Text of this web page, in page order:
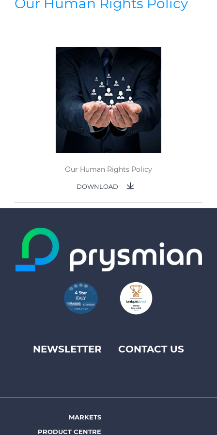
Our Human Rights Policy
Our Human Rights Policy
DOWNLOAD
Footer
Prysmian
NEWSLETTER CONTACT US
FooterMARKETS
PRODUCT CENTRE